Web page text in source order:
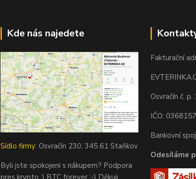
Kde nás najedete
Sídlo firmy: Osvračín 230, 345 61 Staňkov
Byli jste spokojeni s nákupem? Podpora
pres krypto :) BTC forever :-) Děkuji
Fakturační
Osvračín č.
IČO:
Bankovní
Odesíláme